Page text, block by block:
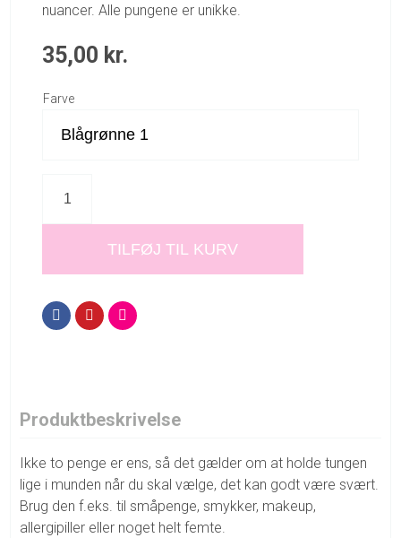
nuancer. Alle pungene er unikke.
35,00 kr.
Farve
TILFØJ TIL KURV
Produktbeskrivelse
Ikke to penge er ens, så det gælder om at holde tungen
lige i munden når du skal vælge, det kan godt være svært.
Brug den f.eks. til småpenge, smykker, makeup,
allergipiller eller noget helt femte.